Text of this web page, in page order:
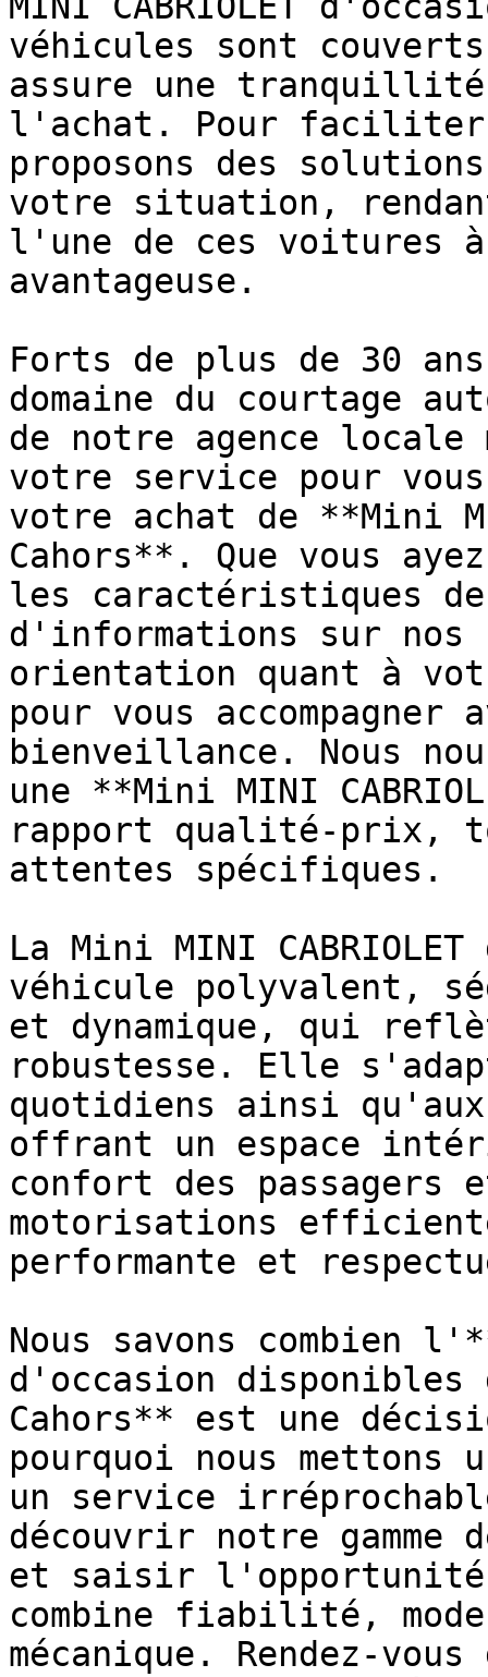
véhicules sont
assure une
l'achat. Pour faciliter
proposons des
votre situation,
l'une de ces voitures
avantageuse.
Forts de plus de 30
domaine du courtage
de notre agence
votre service pour
votre achat de **Mini
Cahors**. Que vous
les caractéristiques
d'informations sur nos
orientation quant à
pour vous accompagner
bienveillance. Nous
une **Mini MINI
rapport qualité-prix,
attentes spécifiques.
La Mini MINI
véhicule polyvalent,
et dynamique, qui
robustesse. Elle
quotidiens ainsi qu'aux
offrant un espace
confort des passagers
motorisations
performante et
Nous savons combien
d'occasion disponibles
Cahors** est une
pourquoi nous
un service
découvrir notre gamme
et saisir l'opportunité
combine fiabilité,
mécanique. Rendez-